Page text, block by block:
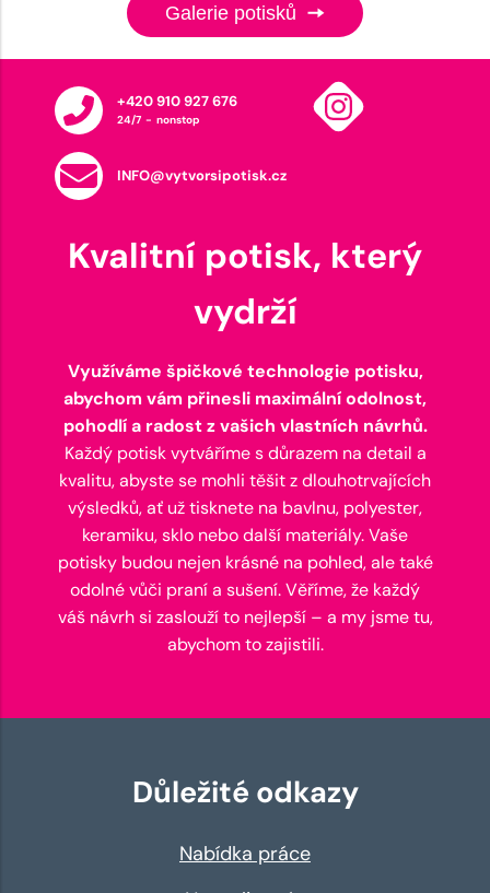
Galerie potisků
+420 910 927 676
24/7 - nonstop
INFO@vytvorsipotisk.cz
Kvalitní potisk, který
vydrží
Využíváme špičkové technologie potisku,
abychom vám přinesli maximální odolnost,
pohodlí a radost z vašich vlastních návrhů.
Každý potisk vytváříme s důrazem na detail a
kvalitu, abyste se mohli těšit z dlouhotrvajících
výsledků, ať už tisknete na bavlnu, polyester,
keramiku, sklo nebo další materiály. Vaše
potisky budou nejen krásné na pohled, ale také
odolné vůči praní a sušení. Věříme, že každý
váš návrh si zaslouží to nejlepší – a my jsme tu,
abychom to zajistili.
Důležité odkazy
Nabídka práce